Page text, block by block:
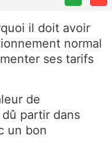
il doit avoir
normal
ses tarifs
de
partir dans
un bon